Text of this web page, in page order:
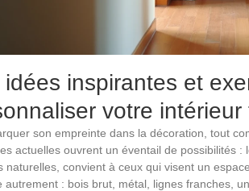
idées inspirantes et
votre intérieur
son empreinte dans la décoration, tout
actuelles ouvrent un éventail de possibilités :
naturelles, convient à ceux qui visent un
autrement : bois brut, métal, lignes franches,